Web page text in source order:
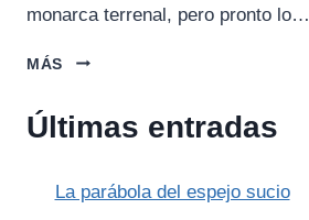
monarca terrenal, pero pronto lo…
MÁS
LA
SAN
EL
Últimas entradas
La parábola del espejo sucio